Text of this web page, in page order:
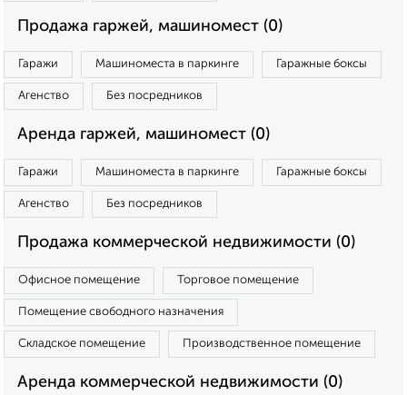
Продажа гаржей, машиномест (0)
Гаражи Машиноместа в паркинге Гаражные боксы
Агенство Без посредников
Аренда гаржей, машиномест (0)
Гаражи Машиноместа в паркинге Гаражные боксы
Агенство Без посредников
Продажа коммерческой недвижимости (0)
Офисное помещение Торговое помещение
Помещение свободного назначения
Складское помещение Производственное помещение
Аренда коммерческой недвижимости (0)